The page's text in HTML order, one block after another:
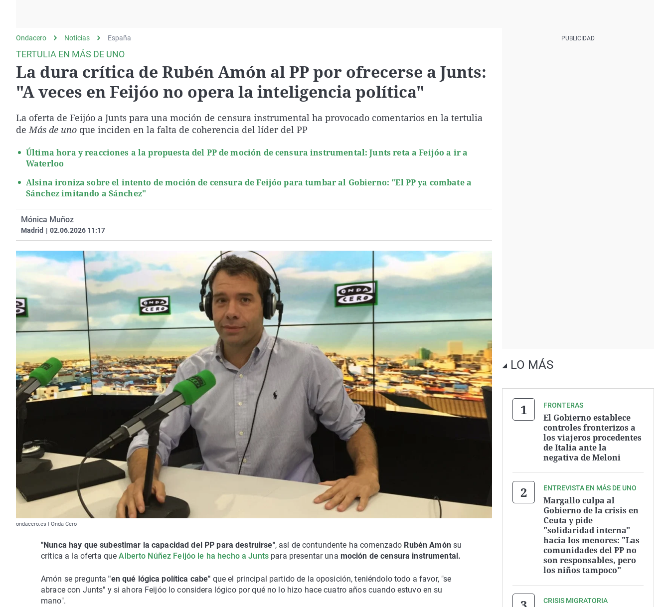
Como el perro y el
gato
Equipo de investigación
Negra
País Vasco
Ondacero Noticias España
TERTULIA EN MÁS DE UNO
La dura crítica de Rubén Amón al PP por ofrecerse a Junts:
"A veces en Feijóo no opera la inteligencia política"
La oferta de Feijóo a Junts para una moción de censura instrumental ha provocado comentarios en la tertulia
deMás de uno que inciden en la falta de coherencia del líder del PP
Última hora y reacciones a la propuesta del PP de moción de censura instrumental: Junts reta a Feijóo a ir a
Waterloo
Alsina ironiza sobre el intento de moción de censura de Feijóo para tumbar al Gobierno: "El PP ya combate a
Sánchez imitando a Sánchez"
Mónica Muñoz
Madrid | 02.06.2026 11:17
ondacero.es | Onda Cero
"Nunca hay que subestimar la capacidad del PP para destruirse", así de contundente ha comenzado Rubén Amónsu
crítica a la oferta que Alberto Núñez Feijóo le ha hecho a Junts para presentar una moción de censura instrumental.
Amón se pregunta "en qué lógica política cabe" que el principal partido de la oposición, teniéndolo todo a favor, "se
abrace con Junts" y si ahora Feijóo lo considera lógico por qué no lo hizo hace cuatro años cuando estuvo en su
mano".
LO MÁS
FRONTERAS
El Gobierno establece
controles fronterizos a
los viajeros procedentes
de Italia ante la
negativa de Meloni
ENTREVISTA EN MÁS DE UNO
Margallo culpa al
Gobierno de la crisis en
Ceuta y pide
"solidaridad interna"
hacia los menores: "Las
comunidades del PP no
son responsables, pero
los niños tampoco"
CRISIS MIGRATORIA